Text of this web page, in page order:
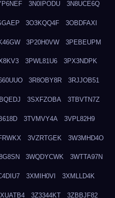
3N0IPODU 3N8UCE6Q
3O3KQQ4F 3OBDFAXI
3P20H0VW 3PEBEUPM
3PWL81U6 3PX3NDPK
3R8OBY8R 3RJJOB51
3SXFZOBA 3TBVTN7Z
3TVMVY4A 3VPL82H9
3VZRTGEK 3W3MHD4O
3WQDYCWK 3WTTA97N
3XMIH0VI 3XMLLD4K
3Z3344KT 3ZBBJF82